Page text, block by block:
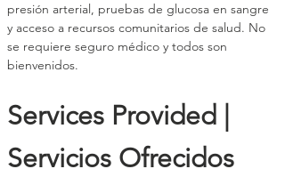
presión arterial, pruebas de glucosa en sangre
y acceso a recursos comunitarios de salud. No
se requiere seguro médico y todos son
bienvenidos.
Services Provided |
Servicios Ofrecidos